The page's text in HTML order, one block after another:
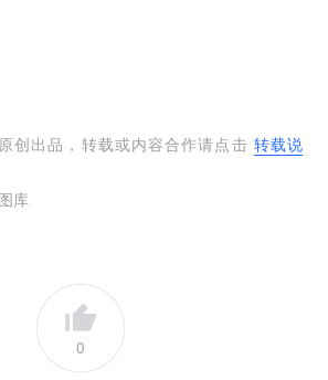
创出品，转载或内容合作请点击 转载说
库
0